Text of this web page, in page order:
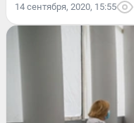
14 сентября, 2020, 15:55